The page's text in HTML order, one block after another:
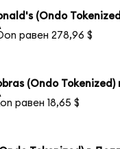
(Ondo
равен 278,96 $
(Ondo Tokenized)
равен 18,65 $